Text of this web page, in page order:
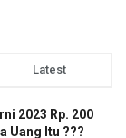
Latest
2023 Rp. 200
Uang Itu ???